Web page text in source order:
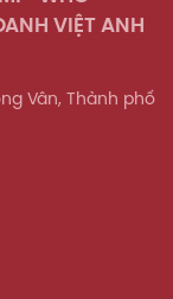
VIỆT ANH
Vân, Thành phố